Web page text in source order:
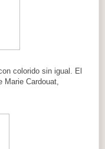
colorido sin igual. El
Cardouat,